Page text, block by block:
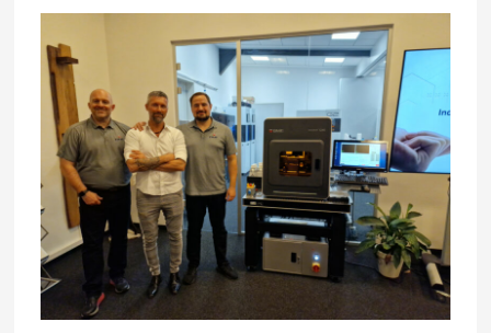
microArch
S240
im
3D-
Werk
Black
Forest